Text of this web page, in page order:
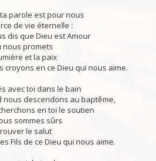
ta parole est pour nous
de vie éternelle :
dis que Dieu est Amour
promets
et la paix
croyons en ce Dieu qui nous aime.
avec toi dans le bain
nous descendons au baptême,
en toi le soutien
sommes sûrs
le salut
Fils de ce Dieu qui nous aime.